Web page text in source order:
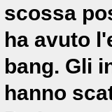
scossa
ha avuto
bang. Gli
hanno